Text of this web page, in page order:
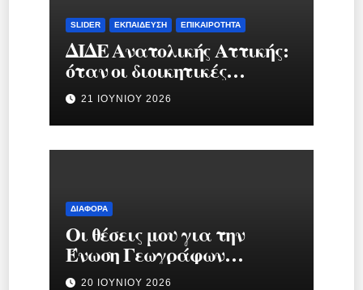
SLIDER ΕΚΠΑΊΔΕΥΣΗ ΕΠΙΚΑΙΡΌΤΗΤΑ
ΔΙΔΕ Ανατολικής Αττικής:
όταν οι διοικητικές
διαδικασίες
μετατρέπονται σε
μηχανισμό πίεσης
21 ΙΟΥΝΊΟΥ 2026
ΔΙΆΦΟΡΑ
Οι θέσεις μου για την
Ένωση Γεωγράφων
Ελλάδας.
20 ΙΟΥΝΊΟΥ 2026